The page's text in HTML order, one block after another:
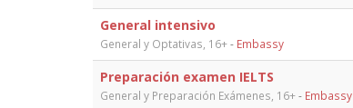
General intensivo
General y Optativas, 16+- Embassy
Preparación examen IELTS
General y Preparación Exámenes, 16+- Embassy